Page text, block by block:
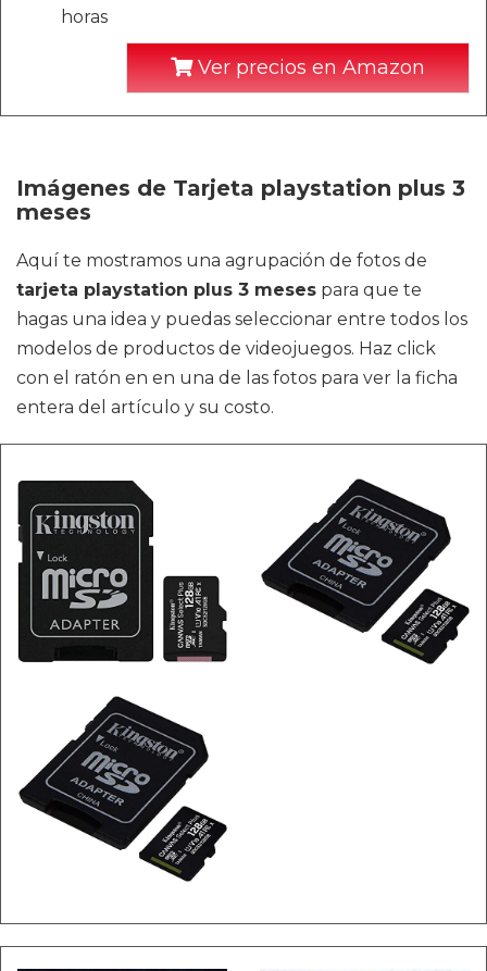
horas
Ver precios en Amazon
Imágenes de Tarjeta playstation plus 3
meses
Aquí te mostramos una agrupación de fotos de
tarjeta playstation plus 3 meses para que te
hagas una idea y puedas seleccionar entre todos los
modelos de productos de videojuegos. Haz click
con el ratón en en una de las fotos para ver la ficha
entera del artículo y su costo.